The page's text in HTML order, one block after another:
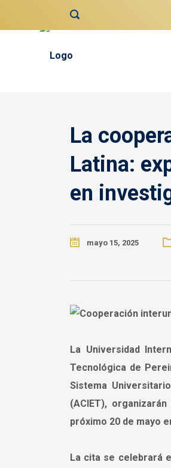
La
Latina:
en
mayo 15, 2025
La Universidad
Tecnológica de
Sistema
(ACIET),
próximo 20 de mayo
La cita se celebrará